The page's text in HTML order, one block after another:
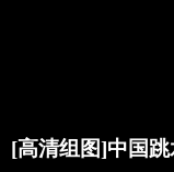
[高清组图]中国